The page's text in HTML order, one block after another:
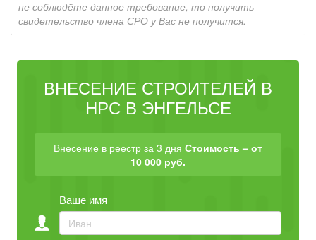
не соблюдёте данное требование, то получить
свидетельство члена СРО у Вас не получится.
ВНЕСЕНИЕ СТРОИТЕЛЕЙ В
НРС В ЭНГЕЛЬСЕ
Внесение в реестр за 3 дня Стоимость – от
10 000 руб.
Ваше имя